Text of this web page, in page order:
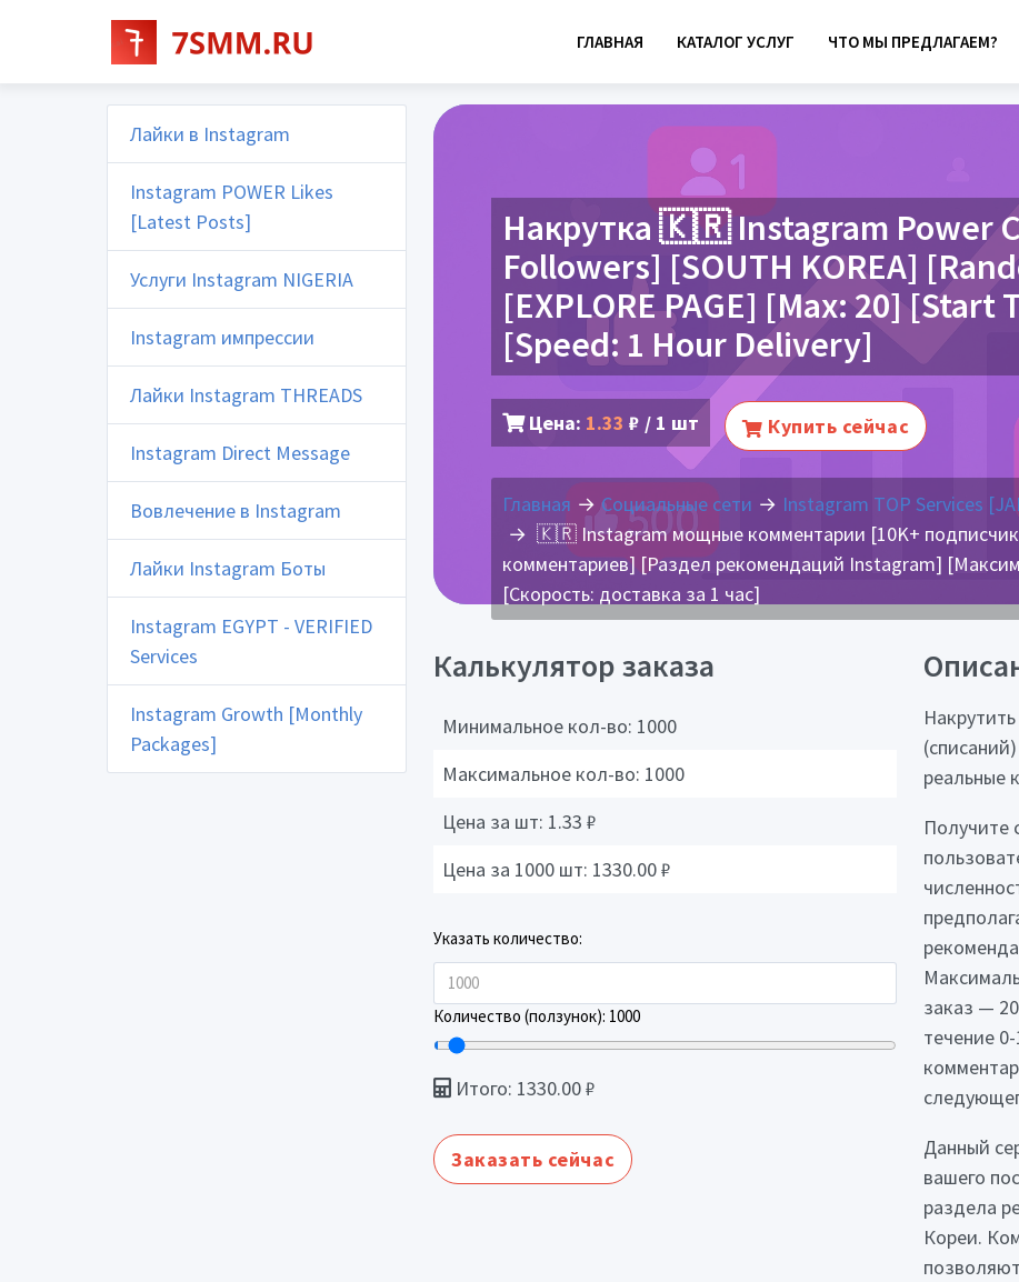
ГЛАВНАЯ КАТАЛОГ УСЛУГ ЧТО МЫ ПРЕДЛАГАЕМ?
Лайки в Instagram
Instagram POWER Likes
[Latest Posts]
Услуги Instagram NIGERIA
Instagram импрессии
Лайки Instagram THREADS
Instagram Direct Message
Вовлечение в Instagram
Лайки Instagram Боты
Instagram EGYPT - VERIFIED
Services
Instagram Growth [Monthly
Packages]
Накрутка 🇰🇷 Instagram Power
Followers] [SOUTH KOREA]
[EXPLORE PAGE] [Max: 20] [Start
[Speed: 1 Hour Delivery]
Цена: 1.33 ₽ / 1 шт Купить сейчас
Главная Социальные сети
Instagram TOP Services
🇰🇷 Instagram мощные комментарии [10K+
комментариев] [Раздел рекомендаций Instagram]
[Скорость: доставка за 1 час]
Калькулятор заказа
Минимальное кол-во: 1000
Максимальное кол-во: 1000
Цена за шт: 1.33 ₽
Цена за 1000 шт: 1330.00₽
Указать количество:
Количество (ползунок): 1000
Итого: 1330.00₽
Заказать сейчас
реальные
Получите
заказ —
течение
Данный
вашего
раздела
Кореи.